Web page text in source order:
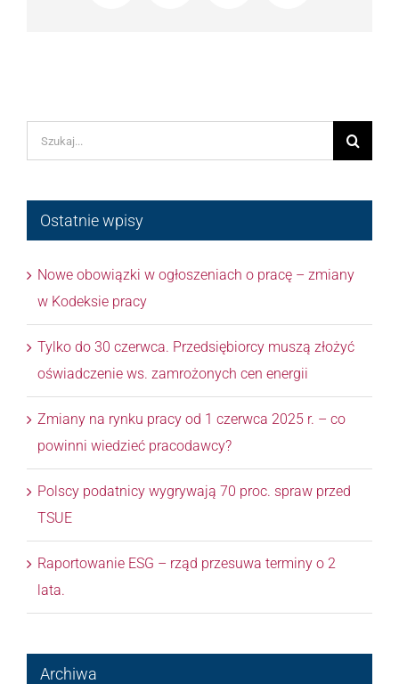
Szukaj
Ostatnie wpisy
Nowe obowiązki w ogłoszeniach o pracę – zmiany
w Kodeksie pracy
Tylko do 30 czerwca. Przedsiębiorcy muszą złożyć
oświadczenie ws. zamrożonych cen energii
Zmiany na rynku pracy od 1 czerwca 2025 r. – co
powinni wiedzieć pracodawcy?
Polscy podatnicy wygrywają 70 proc. spraw przed
TSUE
Raportowanie ESG – rząd przesuwa terminy o 2
lata.
Archiwa